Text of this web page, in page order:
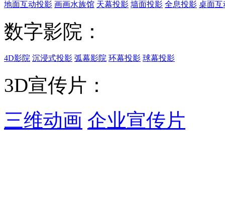
地面互动投影 画画水族馆 天幕投影 墙面投影 全息投影 桌面互
数字影院：
4D影院 沉浸式投影 弧幕影院 环幕投影 球幕投影
3D宣传片：
三维动画 企业宣传片